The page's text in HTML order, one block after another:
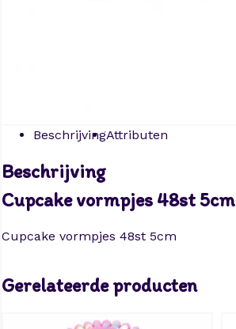
BeschrijvingAttributen
Beschrijving
Cupcake vormpjes 48st 5cm
Cupcake vormpjes 48st 5cm
Gerelateerde producten